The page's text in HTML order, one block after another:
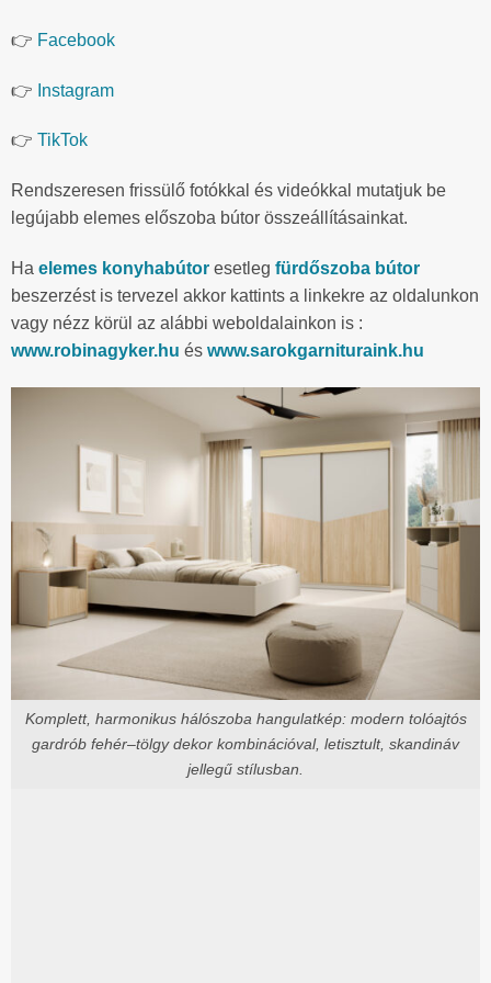
👉 Facebook
👉 Instagram
👉 TikTok
Rendszeresen frissülő fotókkal és videókkal mutatjuk be
legújabb elemes előszoba bútor összeállításainkat.
Ha elemes konyhabútor esetleg fürdőszoba bútor
beszerzést is tervezel akkor kattints a linkekre az oldalunkon
vagy nézz körül az alábbi weboldalainkon is :
www.robinagyker.hu és www.sarokgarnituraink.hu
Komplett, harmonikus hálószoba hangulatkép: modern tolóajtós
gardrób fehér–tölgy dekor kombinációval, letisztult, skandináv
jellegű stílusban.